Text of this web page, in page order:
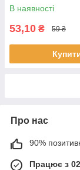
В наявності
53,10 ₴ 59 ₴
Про нас
90%
Працює з